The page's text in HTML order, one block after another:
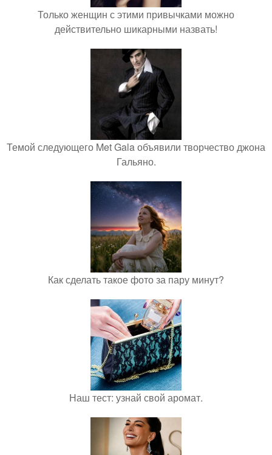
Только женщин с этими привычками можно
действительно шикарными назвать!
Темой следующего Met Gala объявили творчество джона
Гальяно.
Как сделать такое фото за пару минут?
Наш тест: узнай свой аромат.